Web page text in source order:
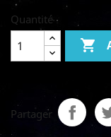
Quantité

Partager